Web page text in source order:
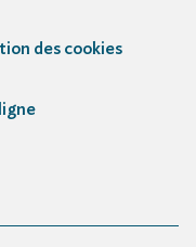
des cookies